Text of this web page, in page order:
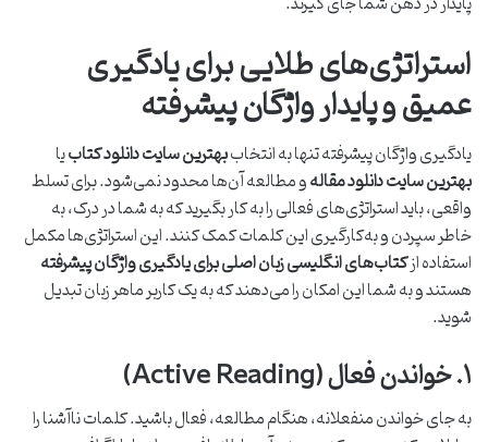
استراتژی‌های طلایی برای یادگیری
عمیق و پایدار واژگان پیشرفته
یادگیری واژگان پیشرفته تنها به انتخاببهترین سایت دانلود کتابیا
بهترین سایت دانلود مقالهو مطالعه آن‌ها محدود نمی‌شود. برای تسلط
واقعی، باید استراتژی‌های فعالی را به کار بگیرید که به شما در درک، به
خاطر سپردن و به‌کارگیری این کلمات کمک کنند. این استراتژی‌ها مکمل
استفاده ازکتاب‌های انگلیسی زبان اصلی برای یادگیری واژگان پیشرفته
هستند و به شما این امکان را می‌دهند که به یک کاربر ماهر زبان تبدیل
شوید.
۱. خواندن فعال (Active Reading)
به جای خواندن منفعلانه، هنگام مطالعه، فعال باشید. کلمات ناآشنا را